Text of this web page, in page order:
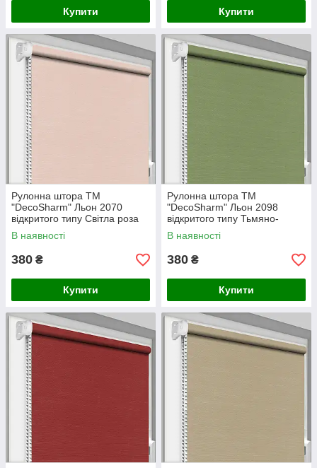
Купити Купити
Рулонна штора ТМ
"DecoSharm" Льон 2070
відкритого типу Світла роза
В наявності
380 ₴
Купити
Рулонна штора ТМ
"DecoSharm" Льон 2098
відкритого типу Тьмяно-
оливковий
В наявності
380 ₴
Купити